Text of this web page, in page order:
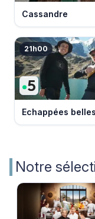
Cassandre
21h00
Echappées belles
Notre